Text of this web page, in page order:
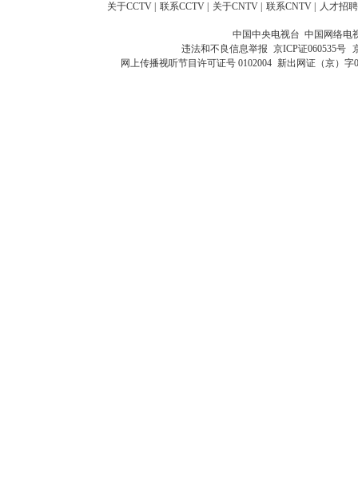
关于CCTV 联系CCTV 关于CNTV 联系CNTV 人才招聘
中国中央电视台 中国网络电
违法和不良信息举报 京ICP证060535号
网上传播视听节目许可证号 0102004 新出网证（京）